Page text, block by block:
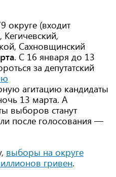
(входит
Сахновщинский
. С 16 января до 13
за депутатский
агитацию кандидаты
13 марта. А
выборов станут
после голосования —
выборы на округе
гривен.